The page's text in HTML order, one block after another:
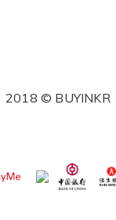
2018 © BUYINKR